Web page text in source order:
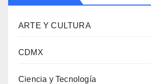
ARTE Y CULTURA
CDMX
Ciencia y Tecnología